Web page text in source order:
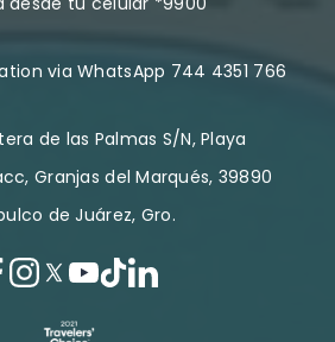
via WhatsApp 744 4351 766
de las Palmas S/N, Playa
Granjas del Marqués, 39890
de Juárez, Gro.